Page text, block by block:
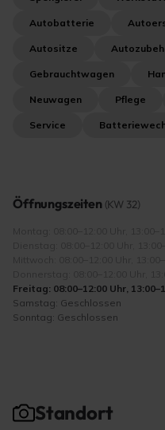
Autobatterie
Autositze
Gebrauchtwagen
Neuwagen Pflege
Service
Öffnungszeiten (KW 32)
Freitag: 08:00–12:00 Uhr,
Samstag: Geschlossen
Sonntag: Geschlossen
Standort